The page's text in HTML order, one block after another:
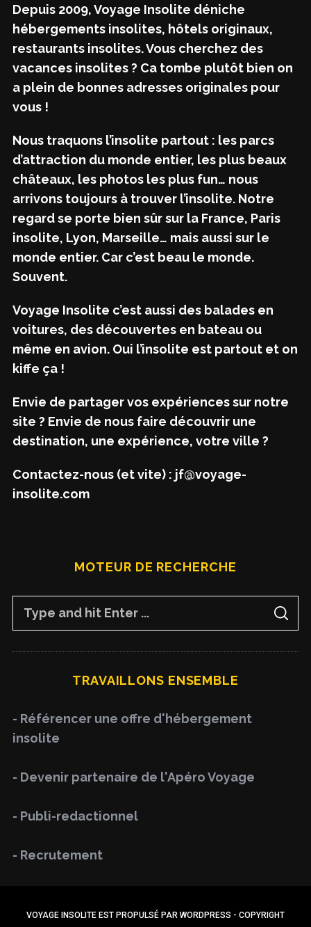
Depuis 2009, Voyage Insolite déniche
hébergements insolites, hôtels originaux,
restaurants insolites. Vous cherchez des
vacances insolites ? Ca tombe plutôt bien on
a plein de bonnes adresses originales pour
vous !
Nous traquons l’insolite partout : les parcs
d’attraction du monde entier, les plus beaux
châteaux, les photos les plus fun… nous
arrivons toujours à trouver l’insolite. Notre
regard se porte bien sûr sur la France, Paris
insolite, Lyon, Marseille… mais aussi sur le
monde entier. Car c’est beau le monde.
Souvent.
Voyage Insolite c’est aussi des balades en
voitures, des découvertes en bateau ou
même en avion. Oui l’insolite est partout et on
kiffe ça !
Envie de partager vos expériences sur notre
site ? Envie de nous faire découvrir une
destination, une expérience, votre ville ?
Contactez-nous (et vite) : jf@voyage-
insolite.com
MOTEUR DE RECHERCHE
f
o
:
S
A
C
TRAVAILLONS ENSEMBLE
- Référencer une offre d'hébergement
insolite
- Devenir partenaire de l'Apéro Voyage
- Publi-redactionnel
- Recrutement
VOYAGE INSOLITE EST PROPULSÉ PAR WORDPRESS - COPYRIGHT